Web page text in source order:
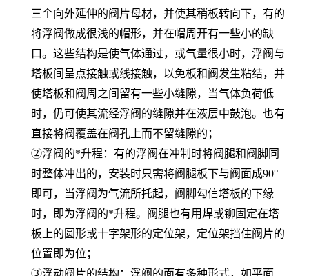
三个向外延伸的阀片母材，并使其稍板转向下，有的
将浮阀做成很浅的帽形，并在帽周开有一些小的缺
口。这些结构是使气体通过，或气量很小时，浮阀与
塔板间呈点接触或线接触，以免板和阀发生粘结，并
使塔板和阀周之间留有一些小缝隙，当气体负荷低
时，仍可使其流经浮阀的缝隙并在液层中鼓泡。也有
直接将阀覆盖在阀孔上而不留缝隙的；
②浮阀的*升程：有的浮阀在冲制时将阀腿和阀脚同
时整体冲出的，安装时只需将阀腿板下与阀面成90°
即可，当浮阀为气流所托起，阀脚勾信塔板的下缘
时，即为浮阀的*升程。阀腿也有用焊或铆固定在塔
板上的圆形或十字架形的定位架，定位架挡住阀片的
位置即为位；
③浮动阀片的结构：浮阀的面有多种形式，如平面